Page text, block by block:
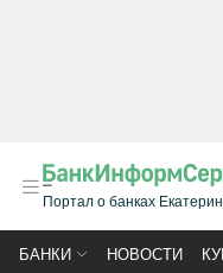
Портал о банках
БАНКИ НОВОСТИ